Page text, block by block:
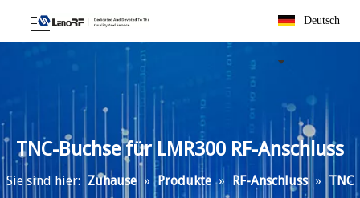
Deutsch
TNC-Buchse für LMR300 RF-Anschluss
Sie sind hier: Zuhause » Produkte » RF-Anschluss » TNC